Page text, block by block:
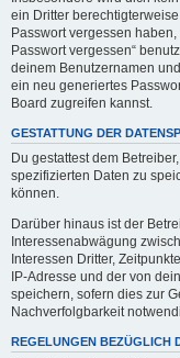
ein Dritter
Passwort vergessen
Passwort vergessen“
deinem Benutzernamen
ein neu generiertes
Board zugreifen kannst.
GESTATTUNG DER
Du gestattest dem
spezifizierten Daten zu
können.
Darüber hinaus ist der
Interessenabwägung
Interessen Dritter,
IP-Adresse und der von
speichern, sofern dies zur
Nachverfolgbarkeit
REGELUNGEN BEZÜGLICH